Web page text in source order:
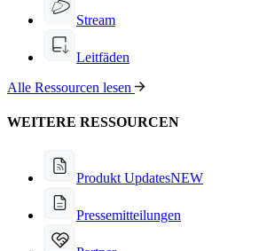
Stream
Leitfäden
Alle Ressourcen lesen
WEITERE RESSOURCEN
Produkt UpdatesNEW
Pressemitteilungen